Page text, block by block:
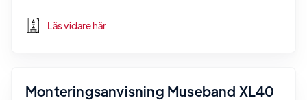
Läs vidare här
Monteringsanvisning Museband XL40